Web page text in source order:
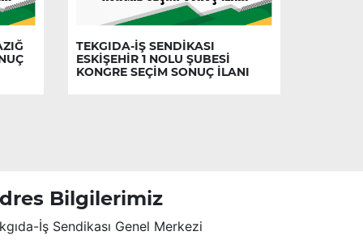
TEKGIDA-İŞ SENDİKASI
ESKİŞEHİR 1 NOLU ŞUBESİ
KONGRE SEÇİM SONUÇ İLANI
Bilgilerimiz
İş Sendikası Genel Merkezi